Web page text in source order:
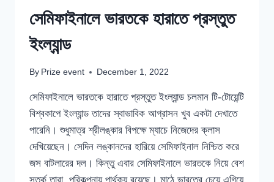
সেমিফাইনালে ভারতকে হারাতে প্রস্তুত
ইংল্যান্ড
By Prize event December 1, 2022
সেমিফাইনালে ভারতকে হারাতে প্রস্তুত ইংল্যান্ড চলমান টি-টোয়েন্টি
বিশ্বকাপে ইংল্যান্ড তাদের স্বাভাবিক আগ্রাসন খুব একটা দেখাতে
পারেনি। শুধুমাত্র শ্রীলঙ্কার বিপক্ষে ম্যাচে নিজেদের ক্লাস
দেখিয়েছেন। সেদিন লঙ্কানদের হারিয়ে সেমিফাইনাল নিশ্চিত করে
জস বাটলারের দল। কিন্তু এবার সেমিফাইনালে ভারতকে নিয়ে বেশ